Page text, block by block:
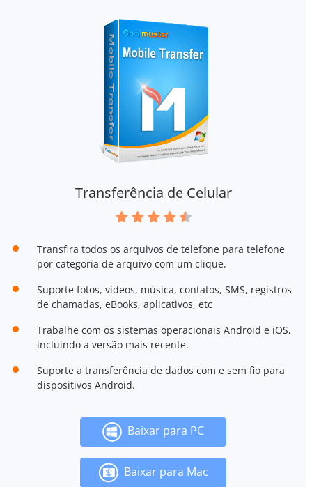
Transferência de Celular
Transfira todos os arquivos de telefone para telefone
por categoria de arquivo com um clique.
Suporte fotos, vídeos, música, contatos, SMS, registros
de chamadas, eBooks, aplicativos, etc
Trabalhe com os sistemas operacionais Android e iOS,
incluindo a versão mais recente.
Suporte a transferência de dados com e sem fio para
dispositivos Android.
Baixar para PC
Baixar para Mac